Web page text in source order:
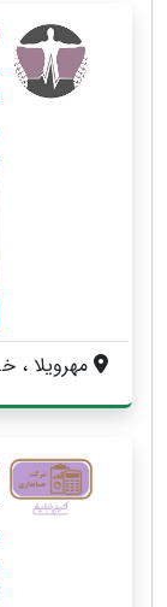
مهرویلا ، خیابان درختی ، روبروی میدان عطار ، جنب بانک سپه ، ساختمان نسترن ، پلاک ۲۷۳ ، طبقه 5 ، فیزیوتراپی آترینا